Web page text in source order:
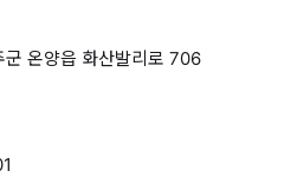
군 온양읍 화산발리로 706